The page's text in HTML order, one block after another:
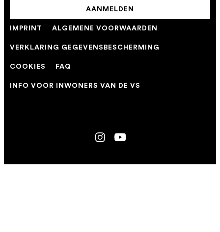
AANMELDEN
IMPRINT ALGEMENE VOORWAARDEN
VERKLARING GEGEVENSBESCHERMING
COOKIES FAQ
INFO VOOR INWONERS VAN DE VS